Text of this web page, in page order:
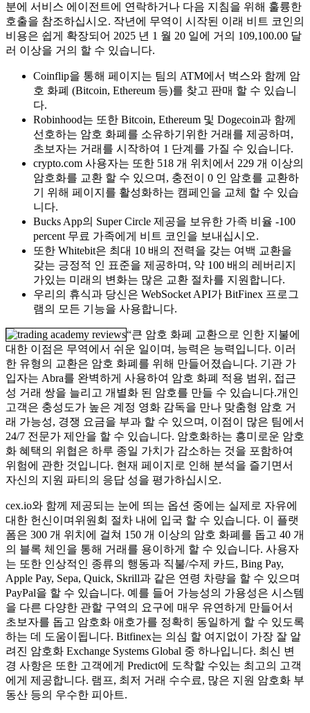
분에 서비스 에이전트에 연락하거나 다음 지침을 위해 훌륭한
호출을 참조하십시오. 작년에 무역이 시작된 이래 비트 코인의
비용은 쉽게 확장되어 2025 년 1 월 20 일에 거의 109,100.00 달
러 이상을 거의 할 수 있습니다.
Coinflip을 통해 페이지는 팀의 ATM에서 벅스와 함께 암
호 화폐 (Bitcoin, Ethereum 등)를 찾고 판매 할 수 있습니
다.
Robinhood는 또한 Bitcoin, Ethereum 및 Dogecoin과 함께
선호하는 암호 화폐를 소유하기위한 거래를 제공하며,
초보자는 거래를 시작하여 1 단계를 가질 수 있습니다.
crypto.com 사용자는 또한 518 개 위치에서 229 개 이상의
암호화를 교환 할 수 있으며, 충전이 0 인 암호를 교환하
기 위해 페이지를 활성화하는 캠페인을 교체 할 수 있습
니다.
Bucks App의 Super Circle 제공을 보유한 가족 비율 -100
percent 무료 가족에게 비트 코인을 보내십시오.
또한 Whitebit은 최대 10 배의 전력을 갖는 여백 교환을
갖는 긍정적 인 표준을 제공하며, 약 100 배의 레버리지
가있는 미래의 변화는 많은 교환 절차를 지원합니다.
우리의 휴식과 당신은 WebSocket API가 BitFinex 프로그
램의 모든 기능을 사용합니다.
“큰 암호 화폐 교환으로 인한 지불에
대한 이점은 무역에서 쉬운 일이며, 능력은 능력입니다. 이러
한 유형의 교환은 암호 화폐를 위해 만들어졌습니다. 기관 가
입자는 Abra를 완벽하게 사용하여 암호 화폐 적용 범위, 접근
성 거래 쌍을 늘리고 개별화 된 암호를 만들 수 있습니다.개인
고객은 충성도가 높은 계정 영화 감독을 만나 맞춤형 암호 거
래 가능성, 경쟁 요금을 부과 할 수 있으며, 이점이 많은 팀에서
24/7 전문가 제안을 할 수 있습니다. 암호화하는 흥미로운 암호
화 혜택의 위협은 하루 종일 가치가 감소하는 것을 포함하여
위험에 관한 것입니다. 현재 페이지로 인해 분석을 즐기면서
자신의 지원 파티의 응답 성을 평가하십시오.
cex.io와 함께 제공되는 눈에 띄는 옵션 중에는 실제로 자유에
대한 헌신이며위원회 절차 내에 입국 할 수 있습니다. 이 플랫
폼은 300 개 위치에 걸쳐 150 개 이상의 암호 화폐를 돕고 40 개
의 블록 체인을 통해 거래를 용이하게 할 수 있습니다. 사용자
는 또한 인상적인 종류의 행동과 직불/수제 카드, Bing Pay,
Apple Pay, Sepa, Quick, Skrill과 같은 연령 차량을 할 수 있으며
PayPal을 할 수 있습니다. 예를 들어 가능성의 가용성은 시스템
을 다른 다양한 관할 구역의 요구에 매우 유연하게 만들어서
초보자를 돕고 암호화 애호가를 정확히 동일하게 할 수 있도록
하는 데 도움이됩니다. Bitfinex는 의심 할 여지없이 가장 잘 알
려진 암호화 Exchange Systems Global 중 하나입니다. 최신 변
경 사항은 또한 고객에게 Predict에 도착할 수있는 최고의 고객
에게 제공합니다. 램프, 최저 거래 수수료, 많은 지원 암호화 부
동산 등의 우수한 피아트.